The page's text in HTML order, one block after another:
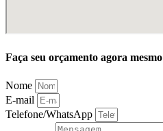
Faça seu orçamento agora mesmo
Nome
E-mail
Telefone/WhatsApp